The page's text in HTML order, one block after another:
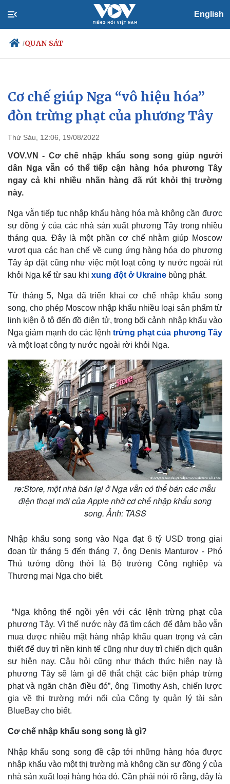
English
/QUAN SÁT
Chính trị
Đảng
Tổ chức nhân sự
Nhận diện sự thật
Xã hội
Tin 24h
Dự báo thời tiết
Việc làm
Biển đảo
Cơ chế giúp Nga “vô hiệu hóa”
đòn trừng phạt của phương Tây
Thứ Sáu, 12:06, 19/08/2022
VOV.VN - Cơ chế nhập khẩu song song giúp người
dân Nga vẫn có thể tiếp cận hàng hóa phương Tây
ngay cả khi nhiều nhãn hàng đã rút khỏi thị trường
này.
Nga vẫn tiếp tục nhập khẩu hàng hóa mà không cần được
sự đồng ý của các nhà sản xuất phương Tây trong nhiều
tháng qua. Đây là một phần cơ chế nhằm giúp Moscow
vượt qua các hạn chế về cung ứng hàng hóa do phương
Tây áp đặt cũng như việc một loạt công ty nước ngoài rút
khỏi Nga kể từ sau khi xung đột ở Ukraine bùng phát.
Từ tháng 5, Nga đã triển khai cơ chế nhập khẩu song
song, cho phép Moscow nhập khẩu nhiều loại sản phẩm từ
linh kiện ô tô đến đồ điện tử, trong bối cảnh nhập khẩu vào
Nga giảm mạnh do các lệnh trừng phạt của phương Tây
và một loạt công ty nước ngoài rời khỏi Nga.
re:Store, một nhà bán lại ở Nga vẫn có thể bán các mẫu
điện thoại mới của Apple nhờ cơ chế nhập khẩu song
song. Ảnh: TASS
Nhập khẩu song song vào Nga đạt 6 tỷ USD trong giai
đoạn từ tháng 5 đến tháng 7, ông Denis Manturov - Phó
Thủ tướng đồng thời là Bộ trưởng Công nghiệp và
Thương mại Nga cho biết.
“Nga không thể ngồi yên với các lệnh trừng phạt của
phương Tây. Vì thế nước này đã tìm cách để đảm bảo vẫn
mua được nhiều mặt hàng nhập khẩu quan trọng và cần
thiết để duy trì nền kinh tế cũng như duy trì chiến dịch quân
sự hiện nay. Câu hỏi cũng như thách thức hiện nay là
phương Tây sẽ làm gì để thắt chặt các biện pháp trừng
phạt và ngăn chặn điều đó”, ông Timothy Ash, chiến lược
gia về thị trường mới nổi của Công ty quản lý tài sản
BlueBay cho biết.
Cơ chế nhập khẩu song song là gì?
Nhập khẩu song song đề cập tới những hàng hóa được
nhập khẩu vào một thị trường mà không cần sự đồng ý của
nhà sản xuất loại hàng hóa đó. Cần phải nói rõ rằng, đây là